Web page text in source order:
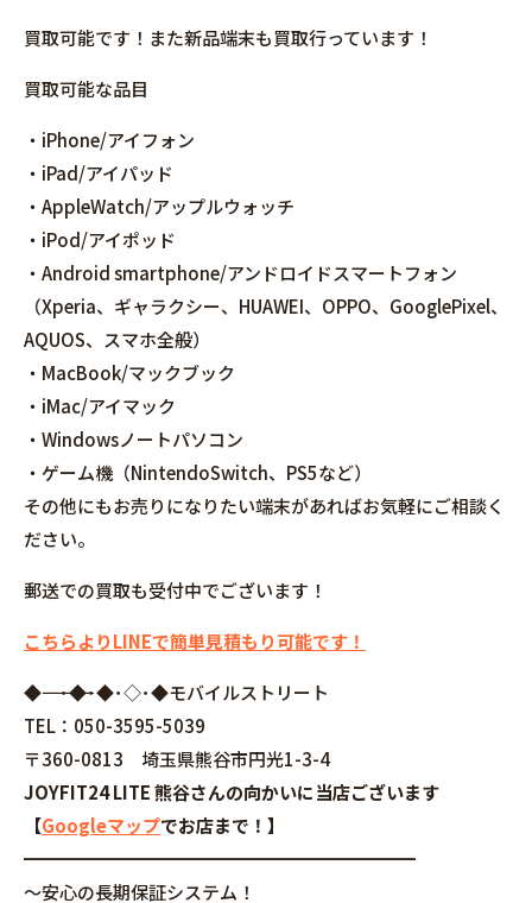
買取可能です！また新品端末も買取行っています！
買取可能な品目
・iPhone/アイフォン
・iPad/アイパッド
・AppleWatch/アップルウォッチ
・iPod/アイポッド
・Android smartphone/アンドロイドスマートフォン
（Xperia、ギャラクシー、HUAWEI、OPPO、GooglePixel、
AQUOS、スマホ全般）
・MacBook/マックブック
・iMac/アイマック
・Windowsノートパソコン
・ゲーム機（NintendoSwitch、PS5など）
その他にもお売りになりたい端末があればお気軽にご相談く
ださい。
郵送での買取も受付中でございます！
こちらよりLINEで簡単見積もり可能です！
◆――――――――――――――――･◆･◆･◇･◆モバイルストリート
TEL：050-3595-5039
〒360-0813 埼玉県熊谷市円光1-3-4
JOYFIT24 LITE 熊谷さんの向かいに当店ございます
【Googleマップでお店まで！】
━━━━━━━━━━━━━━━━━━━━━━
～安心の長期保証システム！